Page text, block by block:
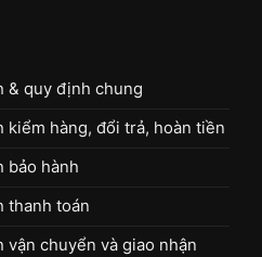
& quy định chung
kiểm hàng, đổi trả, hoàn tiền
bảo hành
thanh toán
vận chuyển và giao nhận